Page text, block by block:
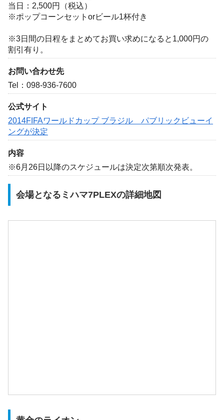
当日：2,500円（税込）
※ポップコーンセットorビール1杯付き
※3日間の日程をまとめてお買い求めになると1,000円の
割引有り。
お問い合わせ先
Tel：098-936-7600
公式サイト
2014FIFAワールドカップ ブラジル パブリックビューイ
ングが決定
内容
※6月26日以降のスケジュールは決定次第順次発表。
会場となるミハマ7PLEXの詳細地図